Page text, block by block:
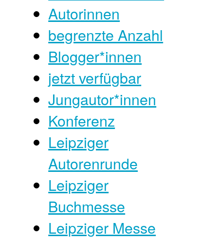
Autorinnen
begrenzte Anzahl
Blogger*innen
jetzt verfügbar
Jungautor*innen
Konferenz
Leipziger
Autorenrunde
Leipziger
Buchmesse
Leipziger Messe